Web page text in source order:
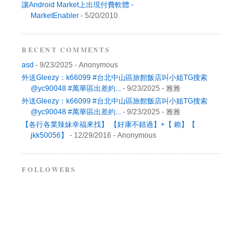
讓Android Market上出現付費軟體 -
MarketEnabler - 5/20/2010
RECENT COMMENTS
asd - 9/23/2025 - Anonymous
外送Gleezy：k66099 #台北中山區旅館飯店叫小姐TG搜索
@yc90048 #萬華區出差約... - 9/23/2025 - 雅雅
外送Gleezy：k66099 #台北中山區旅館飯店叫小姐TG搜索
@yc90048 #萬華區出差約... - 9/23/2025 - 雅雅
【各行各業辣妹幸福來找】 【好康不錯過】+【 賴】【
jkk50056】
- 12/29/2016 - Anonymous
FOLLOWERS